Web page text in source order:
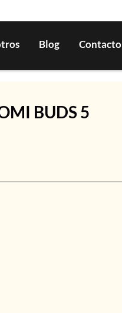
Blog Contacto
BUDS 5